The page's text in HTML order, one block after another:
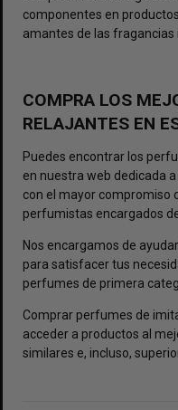
componentes en
amantes de las fragancias
COMPRA LOS
RELAJANTES EN
Puedes encontrar los
en nuestra web dedicada
con el mayor compromiso
perfumistas encargados
Nos encargamos de
para satisfacer tus
perfumes de primera
Comprar perfumes de
acceder a productos al
similares e, incluso,